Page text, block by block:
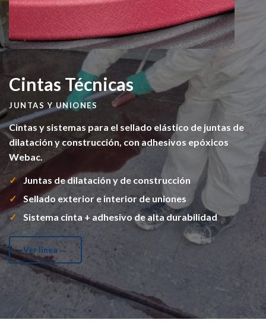
Cintas Técnicas
JUNTAS Y UNIONES
Cintas y sistemas para el sellado elástico de juntas de
dilatación y construcción, con adhesivos epóxicos
Webac.
Juntas de dilatación y de construcción
Sellado exterior e interior de uniones
Sistema cinta + adhesivo de alta durabilidad
Ver línea →